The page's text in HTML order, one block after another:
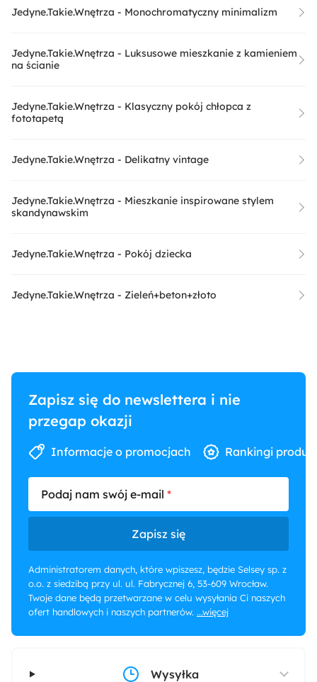
Jedyne.Takie.Wnętrza - Monochromatyczny minimalizm
Jedyne.Takie.Wnętrza - Luksusowe mieszkanie z kamieniem
na ścianie
Jedyne.Takie.Wnętrza - Klasyczny pokój chłopca z
fototapetą
Jedyne.Takie.Wnętrza - Delikatny vintage
Jedyne.Takie.Wnętrza - Mieszkanie inspirowane stylem
skandynawskim
Jedyne.Takie.Wnętrza - Pokój dziecka
Jedyne.Takie.Wnętrza - Zieleń+beton+złoto
Zapisz się do newslettera i nie
przegap okazji
Informacje o promocjach Rankingi
Podaj nam swój e-mail
Zapisz się
Administratorem danych, które wpiszesz, będzie Selsey sp. z
o.o. z siedzibą przy ul. ul. Fabrycznej 6, 53-609 Wrocław.
Twoje dane będą przetwarzane w celu wysyłania Ci naszych
ofert handlowych i naszych partnerów. ...więcej
Wysyłka